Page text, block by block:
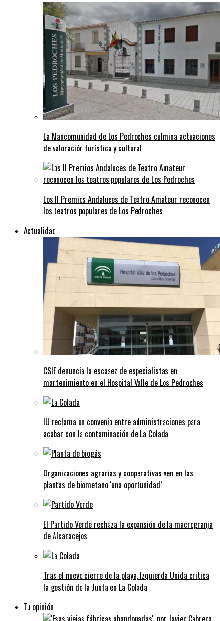
La Mancomunidad de Los Pedroches culmina actuaciones
de valoración turística y cultural
Los II Premios Andaluces de Teatro Amateur reconocen
los teatros populares de Los Pedroches
Actualidad
CSIF denuncia la escasez de especialistas en
mantenimiento en el Hospital Valle de Los Pedroches
IU reclama un convenio entre administraciones para
acabar con la contaminación de La Colada
Organizaciones agrarias y cooperativas ven en las
plantas de biometano ‘una oportunidad’
El Partido Verde rechaza la expansión de la macrogranja
de Alcaracejos
Tras el nuevo cierre de la playa, Izquierda Unida critica
la gestión de la Junta en La Colada
Tu opinión